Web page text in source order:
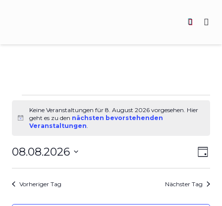
Veranstaltungen
für
August
2026
Hinweis
Keine Veranstaltungen für 8. August 2026 vorgesehen. Hier
geht es zu den nächsten bevorstehenden
Veranstaltungen
Tag
08.08.2026
Datum
wählen.
Vorheriger Tag Nächster Tag